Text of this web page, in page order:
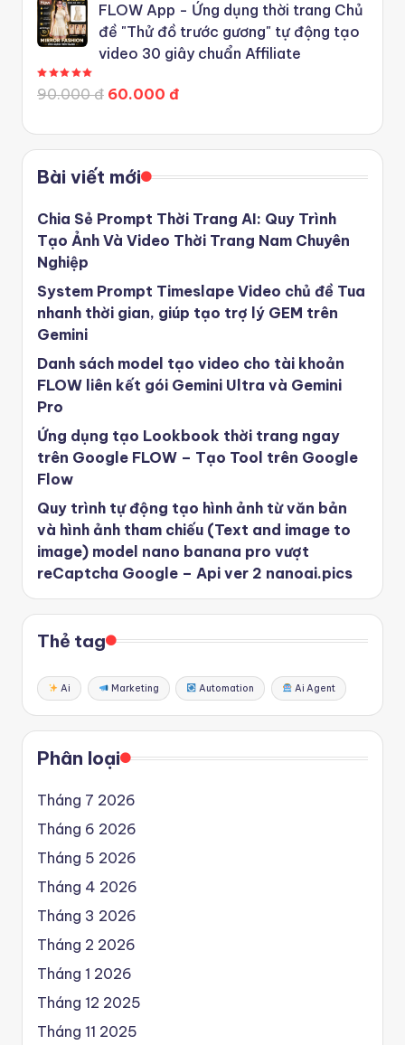
FLOW App - Ứng dụng thời trang Chủ
đề "Thử đồ trước gương" tự động tạo
video 30 giây chuẩn Affiliate
90.000 đ 60.000 đ
Bài viết mới
Chia Sẻ Prompt Thời Trang AI: Quy Trình
Tạo Ảnh Và Video Thời Trang Nam Chuyên
Nghiệp
System Prompt Timeslape Video chủ đề Tua
nhanh thời gian, giúp tạo trợ lý GEM trên
Gemini
Danh sách model tạo video cho tài khoản
FLOW liên kết gói Gemini Ultra và Gemini
Pro
Ứng dụng tạo Lookbook thời trang ngay
trên Google FLOW – Tạo Tool trên Google
Flow
Quy trình tự động tạo hình ảnh từ văn bản
và hình ảnh tham chiếu (Text and image to
image) model nano banana pro vượt
reCaptcha Google – Api ver 2 nanoai.pics
Thẻ tag
Ai Marketing Automation Ai Agent
Phân loại
Tháng 7 2026
Tháng 6 2026
Tháng 5 2026
Tháng 4 2026
Tháng 3 2026
Tháng 2 2026
Tháng 1 2026
Tháng 12 2025
Tháng 11 2025